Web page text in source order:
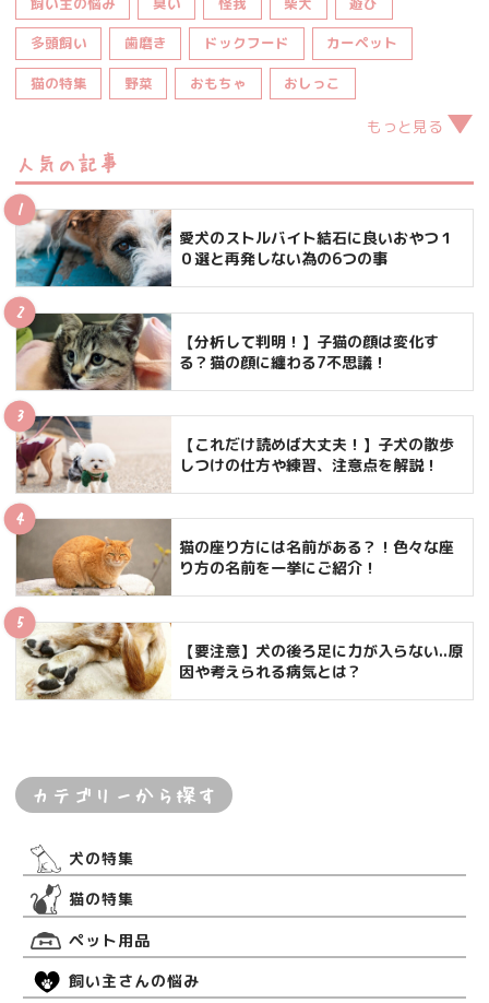
多頭飼い 歯磨き ドックフード カーペット
猫の特集 野菜 おもちゃ おしっこ
もっと見る
人気の記事
愛犬のストルバイト結石に良いおやつ１
０選と再発しない為の6つの事
【分析して判明！】子猫の顔は変化す
る？猫の顔に纏わる7不思議！
【これだけ読めば大丈夫！】子犬の散歩
しつけの仕方や練習、注意点を解説！
猫の座り方には名前がある？！色々な座
り方の名前を一挙にご紹介！
【要注意】犬の後ろ足に力が入らない..原
因や考えられる病気とは？
カテゴリーから探す
犬の特集
猫の特集
ペット用品
飼い主さんの悩み